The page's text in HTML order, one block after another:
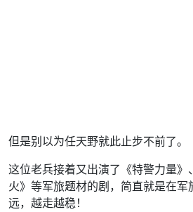
但是别以为任天野就此止步不前了。
这位老兵接着又出演了《特警力量》
火》等军旅题材的剧，简直就是在
远，越走越稳！